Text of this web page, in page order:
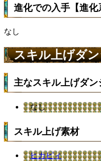
進化での入手【進化
なし
スキル上げダ
主なスキル上げダン
なし
スキル上げ素材
ヒカピィ